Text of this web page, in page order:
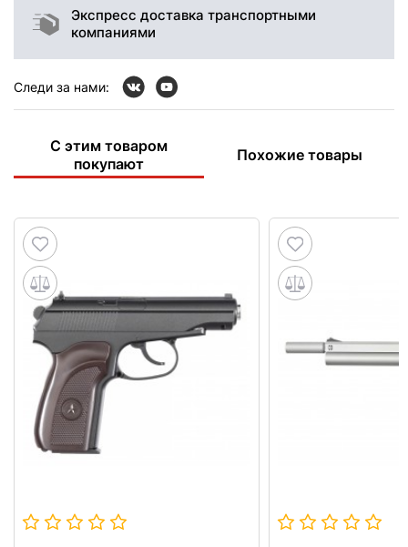
Экспресс доставка транспортными
компаниями
Следи за нами:
С этим товаром
покупают
Похожие товары